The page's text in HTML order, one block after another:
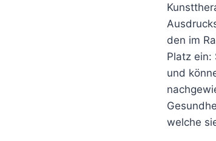
den im
Platz ein:
und
welche